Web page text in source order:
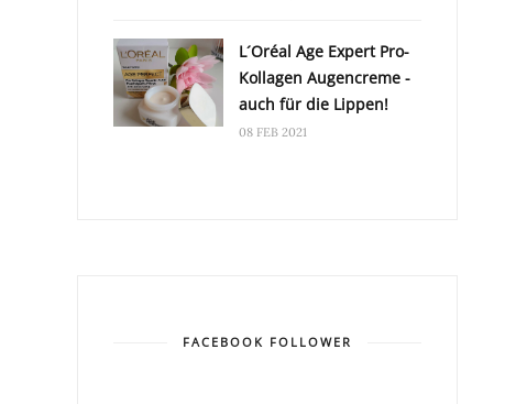
L´Oréal Age Expert Pro-
Kollagen Augencreme -
auch für die Lippen!
08 FEB 2021
FACEBOOK FOLLOWER